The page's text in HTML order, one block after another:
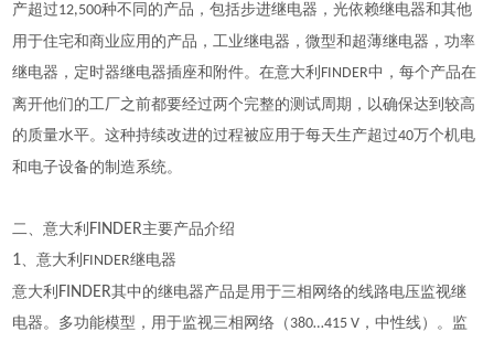
产超过12,500种不同的产品，包括步进继电器，光依赖继电器和其他
用于住宅和商业应用的产品，工业继电器，微型和超薄继电器，功率
继电器，定时器继电器插座和附件。在意大利 FINDER中，每个产品在
离开他们的工厂之前都要经过两个完整的测试周期，以确保达到较高
的质量水平。这种持续改进的过程被应用于每天生产超过40万个机电
和电子设备的制造系统。
二、意大利 FINDER主要产品介绍
1、意大利 FINDER继电器
意大利 FINDER其中的继电器产品是用于三相网络的线路电压监视继
电器。多功能模型，用于监视三相网络（ 380…415 V ，中性线）。监